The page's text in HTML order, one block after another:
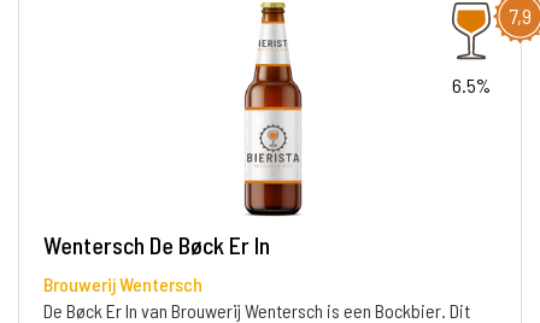
7,9
6.5%
Wentersch De Bøck Er In
Brouwerij Wentersch
De Bøck Er In van Brouwerij Wentersch is een Bockbier. Dit